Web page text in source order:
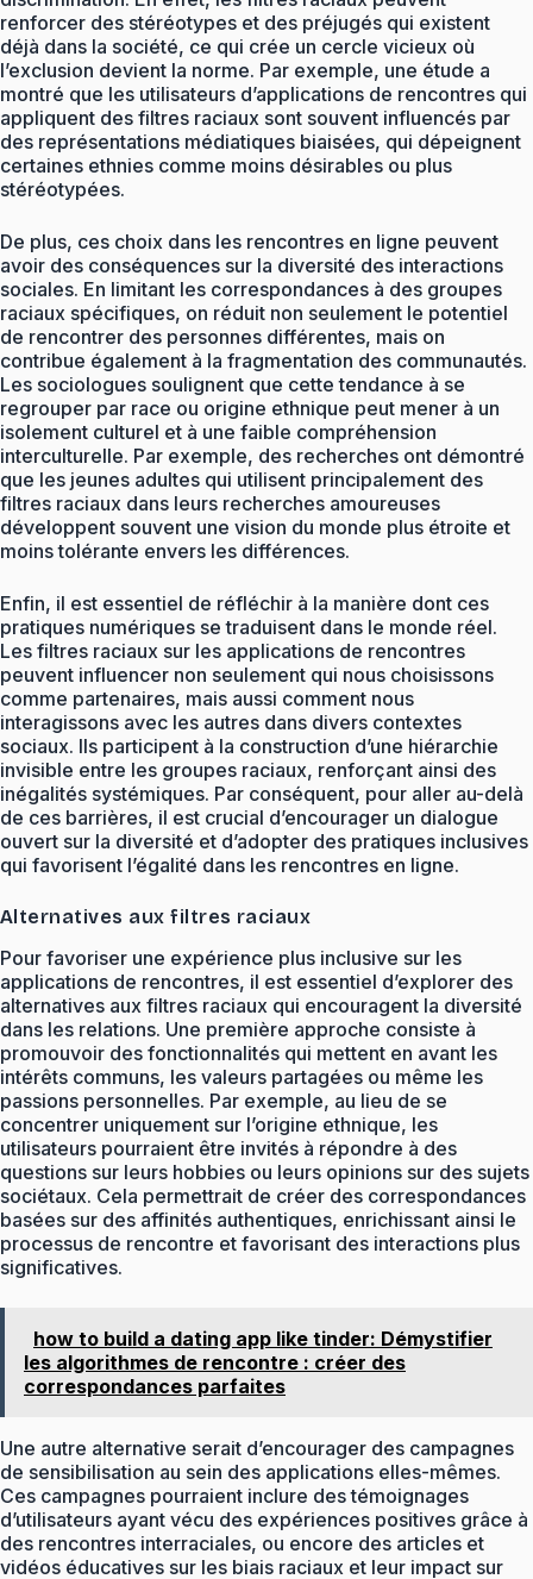
renforcer des stéréotypes et des préjugés qui existent
déjà dans la société, ce qui crée un cercle vicieux où
l’exclusion devient la norme. Par exemple, une étude a
montré que les utilisateurs d’applications de rencontres qui
appliquent des filtres raciaux sont souvent influencés par
des représentations médiatiques biaisées, qui dépeignent
certaines ethnies comme moins désirables ou plus
stéréotypées.
De plus, ces choix dans les rencontres en ligne peuvent
avoir des conséquences sur la diversité des interactions
sociales. En limitant les correspondances à des groupes
raciaux spécifiques, on réduit non seulement le potentiel
de rencontrer des personnes différentes, mais on
contribue également à la fragmentation des communautés.
Les sociologues soulignent que cette tendance à se
regrouper par race ou origine ethnique peut mener à un
isolement culturel et à une faible compréhension
interculturelle. Par exemple, des recherches ont démontré
que les jeunes adultes qui utilisent principalement des
filtres raciaux dans leurs recherches amoureuses
développent souvent une vision du monde plus étroite et
moins tolérante envers les différences.
Enfin, il est essentiel de réfléchir à la manière dont ces
pratiques numériques se traduisent dans le monde réel.
Les filtres raciaux sur les applications de rencontres
peuvent influencer non seulement qui nous choisissons
comme partenaires, mais aussi comment nous
interagissons avec les autres dans divers contextes
sociaux. Ils participent à la construction d’une hiérarchie
invisible entre les groupes raciaux, renforçant ainsi des
inégalités systémiques. Par conséquent, pour aller au-delà
de ces barrières, il est crucial d’encourager un dialogue
ouvert sur la diversité et d’adopter des pratiques inclusives
qui favorisent l’égalité dans les rencontres en ligne.
Alternatives aux filtres raciaux
Pour favoriser une expérience plus inclusive sur les
applications de rencontres, il est essentiel d’explorer des
alternatives aux filtres raciaux qui encouragent la diversité
dans les relations. Une première approche consiste à
promouvoir des fonctionnalités qui mettent en avant les
intérêts communs, les valeurs partagées ou même les
passions personnelles. Par exemple, au lieu de se
concentrer uniquement sur l’origine ethnique, les
utilisateurs pourraient être invités à répondre à des
questions sur leurs hobbies ou leurs opinions sur des sujets
sociétaux. Cela permettrait de créer des correspondances
basées sur des affinités authentiques, enrichissant ainsi le
processus de rencontre et favorisant des interactions plus
significatives.
how to build a dating app like tinder: Démystifier
les algorithmes de rencontre : créer des
correspondances parfaites
Une autre alternative serait d’encourager des campagnes
de sensibilisation au sein des applications elles-mêmes.
Ces campagnes pourraient inclure des témoignages
d’utilisateurs ayant vécu des expériences positives grâce à
des rencontres interraciales, ou encore des articles et
vidéos éducatives sur les biais raciaux et leur impact sur